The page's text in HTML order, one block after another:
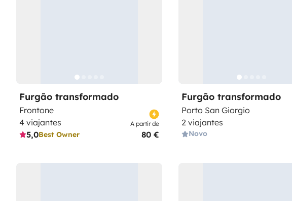
Furgão transformado
Frontone
4 viajantes
5,0Best Owner
A partir de
80 €
Furgão transformado
Porto San Giorgio
2 viajantes
Novo